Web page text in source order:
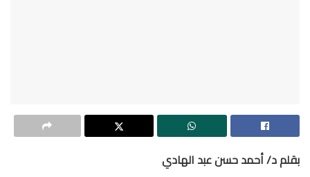
بقلم د/ أحمد حسن عبد الهادي